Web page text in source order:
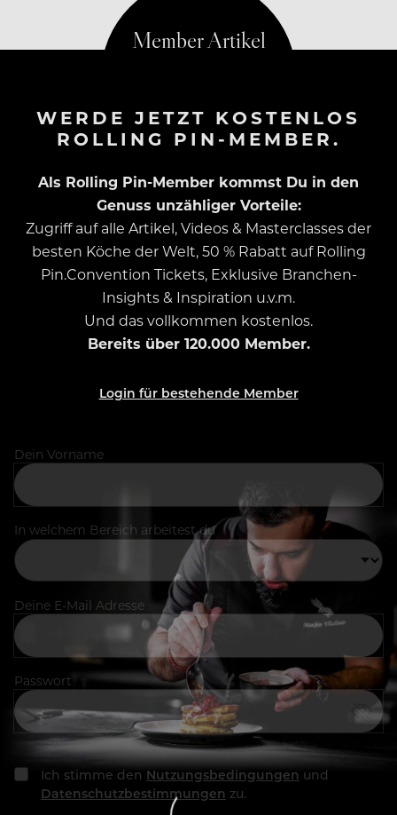
WERDE JETZT KOSTENLOS
ROLLING PIN-MEMBER.
Als Rolling Pin-Member kommst Du in den
Genuss unzähliger Vorteile:
Zugriff auf alle Artikel, Videos & Masterclasses der
besten Köche der Welt, 50 % Rabatt auf Rolling
Pin.Convention Tickets, Exklusive Branchen-
Insights & Inspiration u.v.m.
Und das vollkommen kostenlos.
Bereits über 120.000 Member.
Login für bestehende Member
Dein Vorname
In welchem Bereich arbeitest du
Deine E-Mail Adresse
Passwort
Ich stimme den Nutzungsbedingungen und
Datenschutzbestimmungen zu.